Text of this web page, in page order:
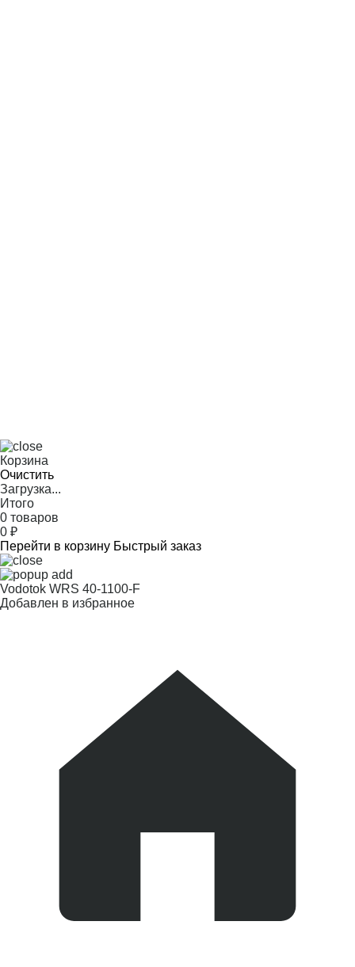
Корзина
Очистить
Загрузка...
Итого
0 товаров
0 ₽
Перейти в корзину Быстрый заказ
Vodotok WRS 40-1100-F
Добавлен в избранное